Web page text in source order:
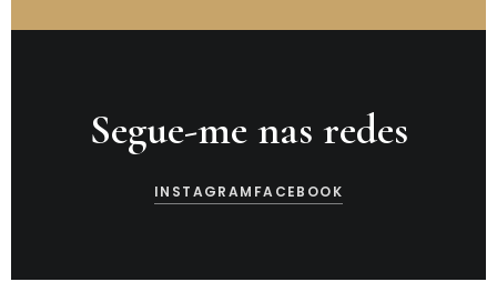
Segue-me nas redes
INSTAGRAM FACEBOOK